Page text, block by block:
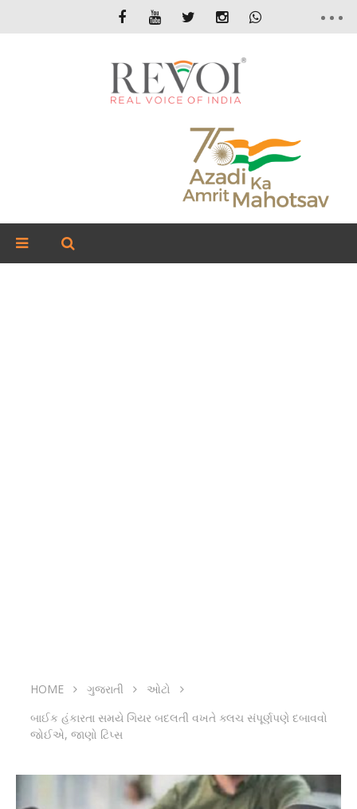
HOME ગુજરાતી
ઓટો
બાઈક હંકારતા સમયે ગિયર બદલતી વખતે ક્લચ સંપૂર્ણપણે દબાવવો
જોઈએ, જાણો ટિપ્સ